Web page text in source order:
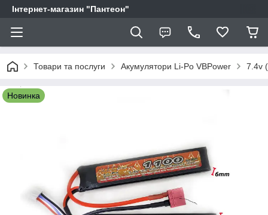
Інтернет-магазин "Пантеон"
Товари та послуги Акумулятори Li-Po VBPower 7.4v
Новинка